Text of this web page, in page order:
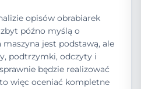
opisów obrabiarek
późno myślą o
jest podstawą, ale
podtrzymki, odczyty i
będzie realizować
więc oceniać kompletne